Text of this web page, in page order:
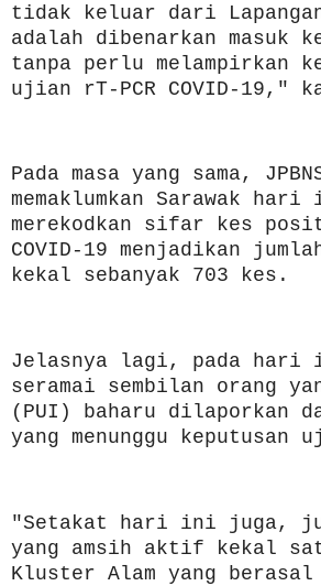
tidak keluar dari
adalah dibenarkan masuk
tanpa perlu melampirkan
ujian rT-PCR COVID-19,"
Pada masa yang sama,
memaklumkan Sarawak
merekodkan sifar kes
COVID-19 menjadikan
kekal sebanyak 703 kes.
Jelasnya lagi, pada hari
seramai sembilan orang
(PUI) baharu dilaporkan
yang menunggu keputusan
"Setakat hari ini juga,
yang amsih aktif kekal
Kluster Alam yang